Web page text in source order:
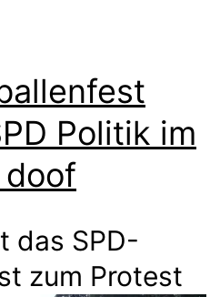
Politik im
doof
das SPD-
zum Protest